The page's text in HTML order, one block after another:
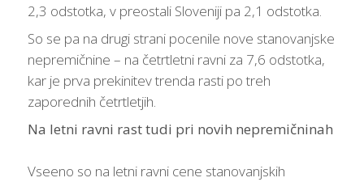
2,3 odstotka, v preostali Sloveniji pa 2,1 odstotka.
So se pa na drugi strani pocenile nove stanovanjske
nepremičnine – na četrtletni ravni za 7,6 odstotka,
kar je prva prekinitev trenda rasti po treh
zaporednih četrtletjih.
Na letni ravni rast tudi pri novih nepremičninah
Vseeno so na letni ravni cene stanovanjskih